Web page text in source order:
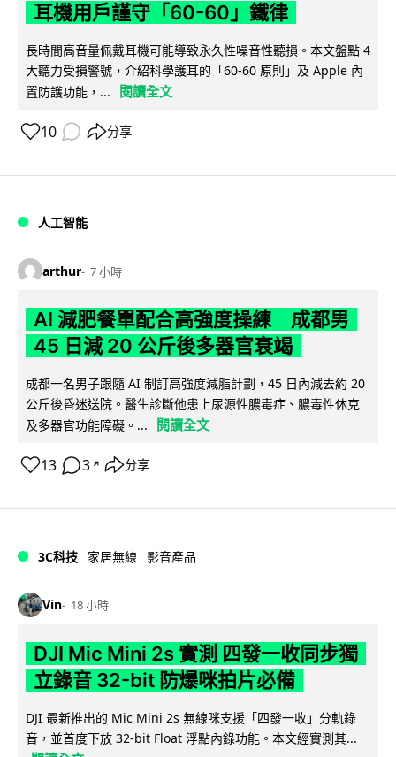
耳機用戶謹守「60-60」鐵律
長時間高音量佩戴耳機可能導致永久性噪音性聽損。本文盤點 4
大聽力受損警號，介紹科學護耳的「60-60 原則」及 Apple 內
置防護功能，...
閱讀全文
10 分享
人工智能
arthur 7 小時
AI 減肥餐單配合高強度操練 成都男
45 日減 20 公斤後多器官衰竭
成都一名男子跟隨 AI 制訂高強度減脂計劃，45 日內減去約 20
公斤後昏迷送院。醫生診斷他患上尿源性膿毒症、膿毒性休克
及多器官功能障礙。...
閱讀全文
13 3 ↗ 分享
3C科技 家居無線 影音產品
Vin 18 小時
DJI Mic Mini 2s 實測 四發一收同步獨
立錄音 32-bit 防爆咪拍片必備
DJI 最新推出的 Mic Mini 2s 無線咪支援「四發一收」分軌錄
音，並首度下放 32-bit Float 浮點內錄功能。本文經實測其...